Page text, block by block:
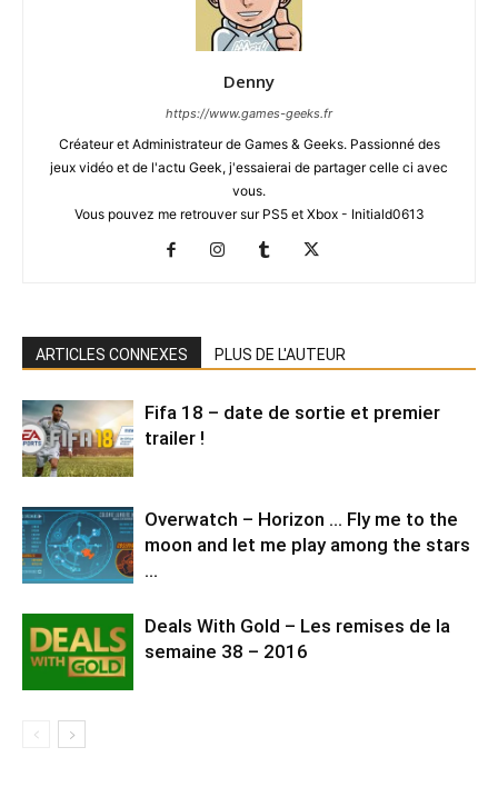
Denny
https://www.games-geeks.fr
Créateur et Administrateur de Games & Geeks. Passionné des
jeux vidéo et de l'actu Geek, j'essaierai de partager celle ci avec
vous.
Vous pouvez me retrouver sur PS5 et Xbox - Initiald0613
ARTICLES CONNEXES PLUS DE L'AUTEUR
Fifa 18 – date de sortie et premier
trailer !
Overwatch – Horizon … Fly me to the
moon and let me play among the stars
…
Deals With Gold – Les remises de la
semaine 38 – 2016